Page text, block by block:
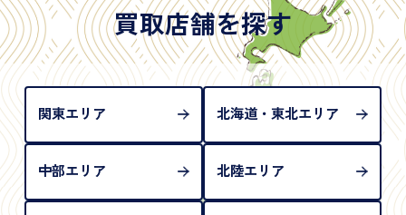
は「所持人記入欄（住所記載欄）」が存在しないた
め、単体では古物営業法上の本人確認書類として認
められない（住所確認ができないため）。補助書類
が必要となります
買取店舗を探す
関東エリア 北海道・東北エリア
中部エリア 北陸エリア